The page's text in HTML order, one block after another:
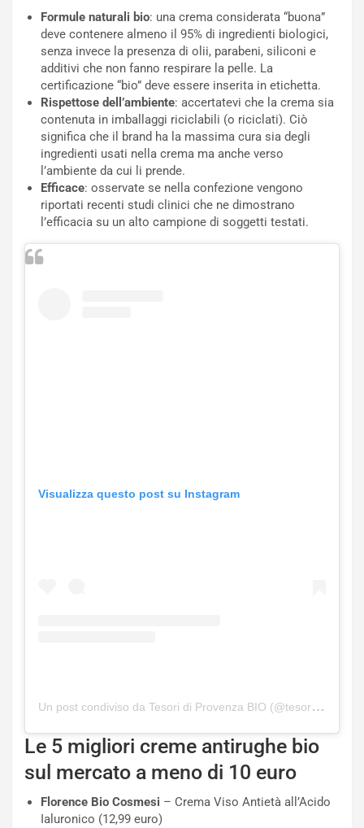
Formule naturali bio: una crema considerata “buona”
deve contenere almeno il 95% di ingredienti biologici,
senza invece la presenza di olii, parabeni, siliconi e
additivi che non fanno respirare la pelle. La
certificazione “bio” deve essere inserita in etichetta.
Rispettose dell’ambiente: accertatevi che la crema sia
contenuta in imballaggi riciclabili (o riciclati). Ciò
significa che il brand ha la massima cura sia degli
ingredienti usati nella crema ma anche verso
l’ambiente da cui li prende.
Efficace: osservate se nella confezione vengono
riportati recenti studi clinici che ne dimostrano
l’efficacia su un alto campione di soggetti testati.
Visualizza questo post su Instagram
Un post condiviso da Tesori di Provenza BIO (@tesoridiprovenza)
Le 5 migliori creme antirughe bio
sul mercato a meno di 10 euro
Florence Bio Cosmesi – Crema Viso Antietà all’Acido
Ialuronico (12,99 euro)